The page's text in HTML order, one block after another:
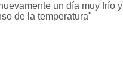
un día muy frío y
de la temperatura"